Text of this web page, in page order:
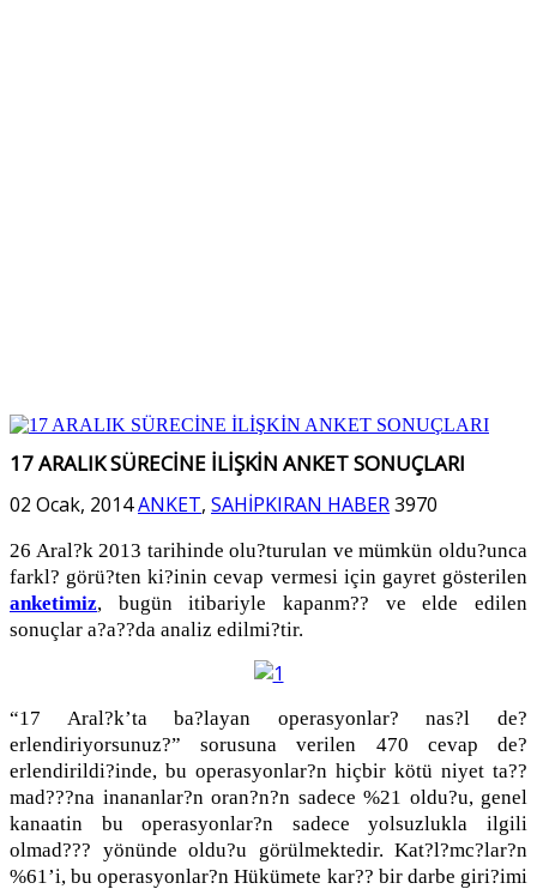
17 ARALIK SÜRECİNE İLİŞKİN ANKET SONUÇLARI
02 Ocak, 2014ANKET, SAHİPKIRAN HABER3970
26 Aral?k 2013 tarihinde olu?turulan ve mümkün oldu?unca
farkl? görü?ten ki?inin cevap vermesi için gayret gösterilen
anketimiz, bugün itibariyle kapanm?? ve elde edilen
sonuçlar a?a??da analiz edilmi?tir.
“17 Aral?k’ta ba?layan operasyonlar? nas?l de?
erlendiriyorsunuz?” sorusuna verilen 470 cevap de?
erlendirildi?inde, bu operasyonlar?n hiçbir kötü niyet ta??
mad???na inananlar?n oran?n?n sadece %21 oldu?u, genel
kanaatin bu operasyonlar?n sadece yolsuzlukla ilgili
olmad??? yönünde oldu?u görülmektedir. Kat?l?mc?lar?n
%61’i, bu operasyonlar?n Hükümete kar?? bir darbe giri?imi